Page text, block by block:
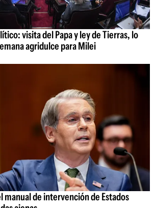
visita del Papa y ley de Tierras, lo
agridulce para Milei
manual de intervención de Estados